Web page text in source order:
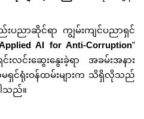
ဆိုင်ရာ ကျွမ်းကျင်ပညာရှင်
AI for Anti-Corruption”
းလင်းဆွေးနွေးခဲ့ရာ အခမ်းအနား
င်ရုံးဝန်ထမ်းများက သိရှိလိုသည်
ါသည်။